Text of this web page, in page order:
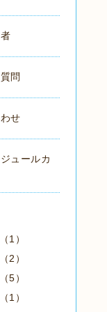
問
せ
ュールカ
1）
2）
5）
1）